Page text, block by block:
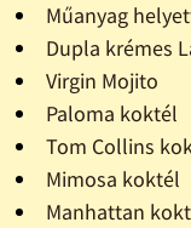
Műanyag
Dupla krémes
Virgin Mojito
Paloma koktél
Tom Collins
Mimosa koktél
Manhattan